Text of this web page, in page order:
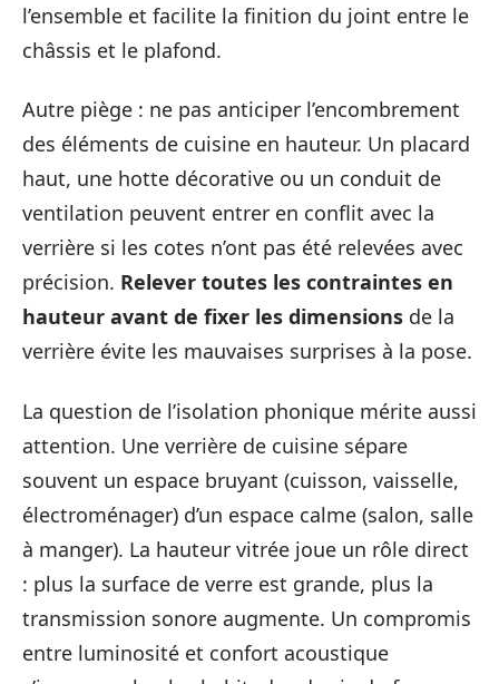
l’ensemble et facilite la finition du joint entre le
châssis et le plafond.
Autre piège : ne pas anticiper l’encombrement
des éléments de cuisine en hauteur. Un placard
haut, une hotte décorative ou un conduit de
ventilation peuvent entrer en conflit avec la
verrière si les cotes n’ont pas été relevées avec
précision. Relever toutes les contraintes en
hauteur avant de fixer les dimensions de la
verrière évite les mauvaises surprises à la pose.
La question de l’isolation phonique mérite aussi
attention. Une verrière de cuisine sépare
souvent un espace bruyant (cuisson, vaisselle,
électroménager) d’un espace calme (salon, salle
à manger). La hauteur vitrée joue un rôle direct
: plus la surface de verre est grande, plus la
transmission sonore augmente. Un compromis
entre luminosité et confort acoustique